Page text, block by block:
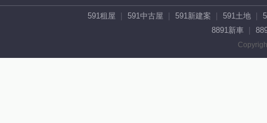
591租屋 591中古屋 591新建案 591土地
8891新車